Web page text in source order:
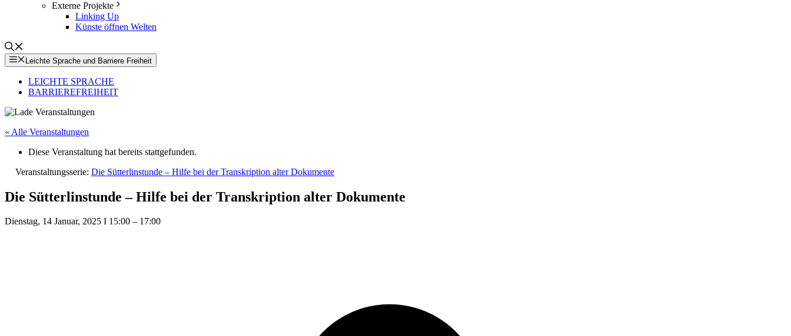
Externe Projekte
Linking Up
Künste öffnen Welten
Leichte Sprache und Barriere Freiheit
LEICHTE SPRACHE
BARRIEREFREIHEIT
« Alle Veranstaltungen
Diese Veranstaltung hat bereits stattgefunden.
Veranstaltungsserie: Die Sütterlinstunde – Hilfe bei der Transkription alter Dokumente
Die Sütterlinstunde – Hilfe bei der Transkription alter Dokumente
Dienstag, 14 Januar, 2025 I 15:00 – 17:00